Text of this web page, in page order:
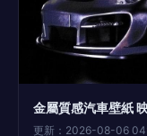
金屬質感汽車壁紙
更新：2026-08-06